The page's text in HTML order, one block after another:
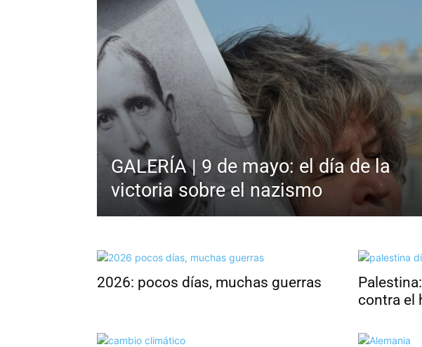
GALERÍA | 9 de mayo: el día de la
victoria sobre el nazismo
2026: pocos días, muchas guerras
contra el